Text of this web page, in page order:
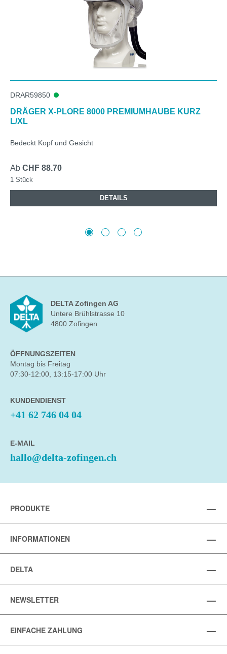
DRAR59850
DRÄGER X-PLORE 8000 PREMIUMHAUBE KURZ
L/XL
Bedeckt Kopf und Gesicht
Ab CHF 88.70
1 Stück
DETAILS
DELTA Zofingen AG
Untere Brühlstrasse 10
4800 Zofingen
ÖFFNUNGSZEITEN
Montag bis Freitag
07:30-12:00, 13:15-17:00 Uhr
KUNDENDIENST
+41 62 746 04 04
E-MAIL
hallo@delta-zofingen.ch
PRODUKTE
INFORMATIONEN
DELTA
NEWSLETTER
EINFACHE ZAHLUNG